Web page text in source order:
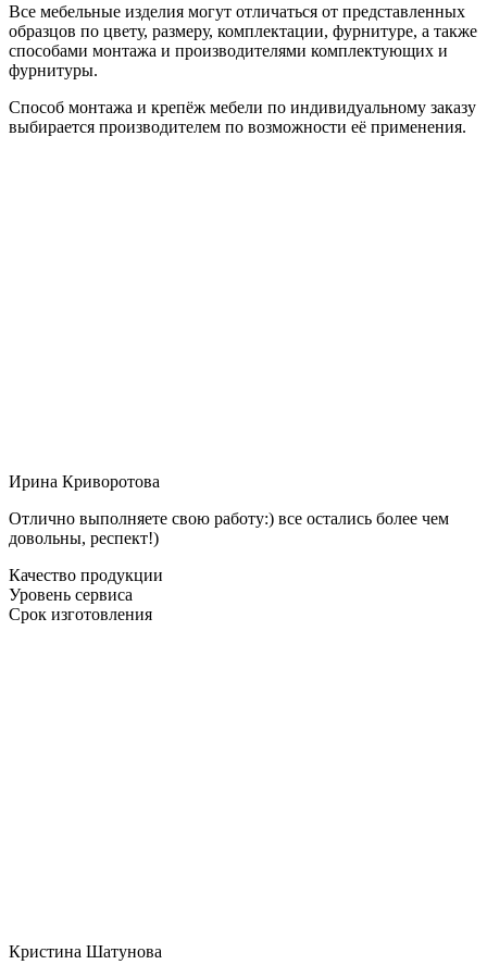
Все мебельные изделия могут отличаться от представленных
образцов по цвету, размеру, комплектации, фурнитуре, а также
способами монтажа и производителями комплектующих и
фурнитуры.
Способ монтажа и крепёж мебели по индивидуальному заказу
выбирается производителем по возможности её применения.
Ирина Криворотова
Отлично выполняете свою работу:) все остались более чем
довольны, респект!)
Качество продукции
Уровень сервиса
Срок изготовления
Кристина Шатунова